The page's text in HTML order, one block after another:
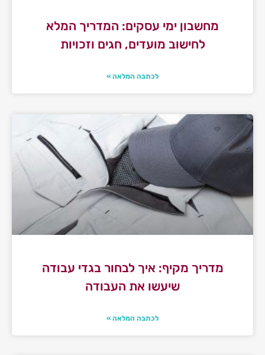
מחשבון ימי עסקים: המדריך המלא
לחישוב מועדים, חגים וזכויות
לכתבה המלאה »
מדריך מקיף: איך לבחור בגדי עבודה
שיעשו את העבודה
לכתבה המלאה »